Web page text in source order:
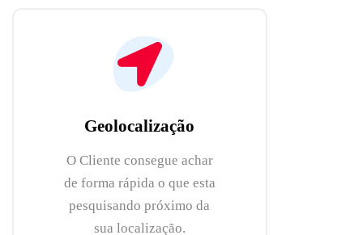
Geolocalização
O Cliente consegue achar
de forma rápida o que esta
pesquisando próximo da
sua localização.